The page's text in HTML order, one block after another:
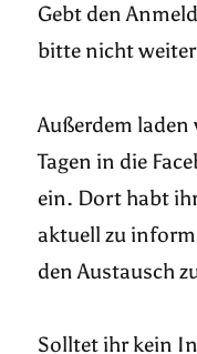
Gebt den
bitte nicht
Außerdem
Tagen in die
ein. Dort habt
aktuell zu
den Austausch
Solltet ihr kein